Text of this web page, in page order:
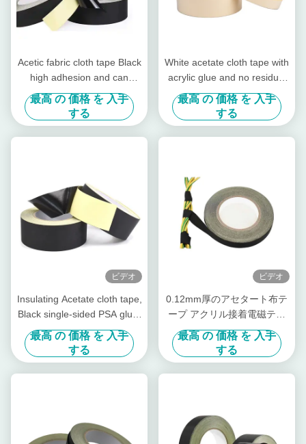
Acetic fabric cloth tape Black
high adhesion and can
temperatures up to 130℃
最高 の 価格 を 入手
する
White acetate cloth tape with
acrylic glue and no residual
glue, High-temperature
insulating tape
最高 の 価格 を 入手
する
ビデオ
Insulating Acetate cloth tape,
Black single-sided PSA glue,
for transformers
最高 の 価格 を 入手
する
ビデオ
0.12mm厚のアセタート布テ
ープ アクリル接着電磁テー
プ
最高 の 価格 を 入手
する